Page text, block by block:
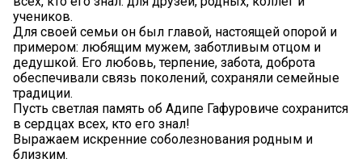
учеников.
Для своей семьи он был главой, настоящей опорой и
примером: любящим мужем, заботливым отцом и
дедушкой. Его любовь, терпение, забота, доброта
обеспечивали связь поколений, сохраняли семейные
традиции.
Пусть светлая память об Адипе Гафуровиче сохранится
в сердцах всех, кто его знал!
Выражаем искренние соболезнования родным и
близким.